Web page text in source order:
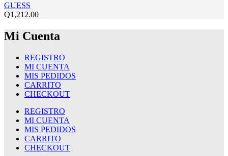
GUESS
Q1,212.00
Mi Cuenta
REGISTRO
MI CUENTA
MIS PEDIDOS
CARRITO
CHECKOUT
REGISTRO
MI CUENTA
MIS PEDIDOS
CARRITO
CHECKOUT